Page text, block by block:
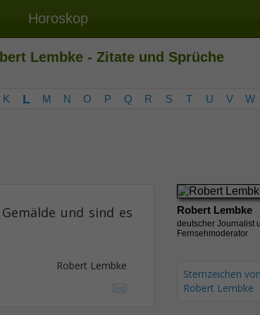
Horoskop
Lembke - Zitate und Sprüche
K L M N O P Q R S T U V W
und sind es
Robert Lembke
Robert Lembke
deutscher Journalist
Fernsehmoderator
Sternzeichen von
Robert Lembke